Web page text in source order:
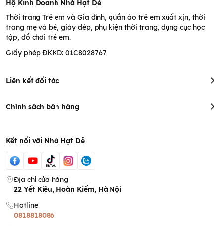
Hộ Kinh Doanh Nhà Hạt Dẻ
Thời trang Trẻ em và Gia đình, quần áo trẻ em xuất xịn, thời
trang mẹ và bé, giày dép, phụ kiện thời trang, dụng cục học
tập, đồ chơi trẻ em.
Giấy phép ĐKKD: 01C8028767
Liên kết đối tác
Chính sách bán hàng
Kết nối với Nhà Hạt Dẻ
Địa chỉ cửa hàng
22 Yết Kiêu, Hoàn Kiếm, Hà Nội
Hotline
0818818086